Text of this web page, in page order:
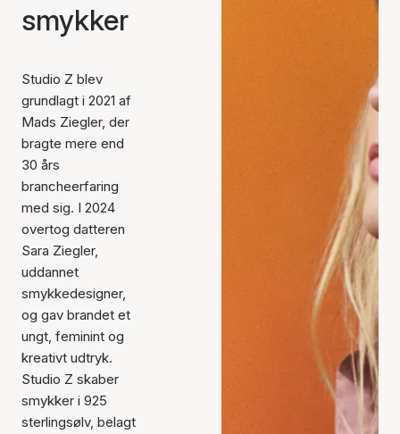
smykker
Studio Z blev
grundlagt i 2021 af
Mads Ziegler, der
bragte mere end
30 års
brancheerfaring
med sig. I 2024
overtog datteren
Sara Ziegler,
uddannet
smykkedesigner,
og gav brandet et
ungt, feminint og
kreativt udtryk.
Studio Z skaber
smykker i 925
sterlingsølv, belagt